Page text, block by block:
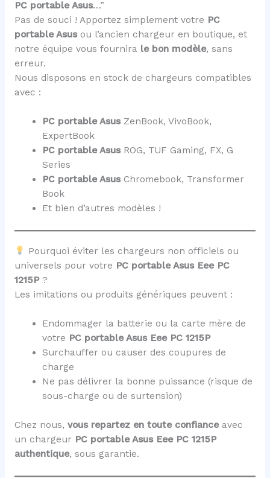
PC portable Asus…”
Pas de souci ! Apportez simplement votre PC
portable Asus ou l’ancien chargeur en boutique, et
notre équipe vous fournira le bon modèle, sans
erreur.
Nous disposons en stock de chargeurs compatibles
avec :
PC portable Asus ZenBook, VivoBook,
ExpertBook
PC portable Asus ROG, TUF Gaming, FX, G
Series
PC portable Asus Chromebook, Transformer
Book
Et bien d’autres modèles !
Pourquoi éviter les chargeurs non officiels ou
universels pour votre PC portable Asus Eee PC
1215P?
Les imitations ou produits génériques peuvent :
Endommager la batterie ou la carte mère de
votre PC portable Asus Eee PC 1215P
Surchauffer ou causer des coupures de
charge
Ne pas délivrer la bonne puissance (risque de
sous-charge ou de surtension)
Chez nous, vous repartez en toute confianceavec
un chargeur PC portable Asus Eee PC 1215P
authentique, sous garantie.